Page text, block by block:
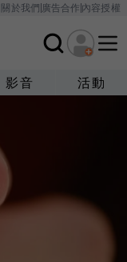
關於我們廣告合作內容授權
影音 活動